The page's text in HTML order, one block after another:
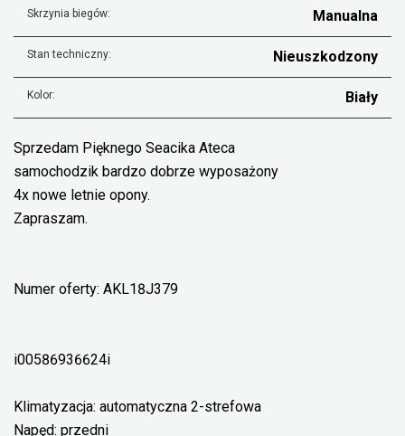
Skrzynia biegów: Manualna
Stan techniczny: Nieuszkodzony
Kolor: Biały
Sprzedam Pięknego Seacika Ateca
samochodzik bardzo dobrze wyposażony
4x nowe letnie opony.
Zapraszam.
Numer oferty: AKL18J379
i00586936624i
Klimatyzacja: automatyczna 2-strefowa
Napęd: przedni